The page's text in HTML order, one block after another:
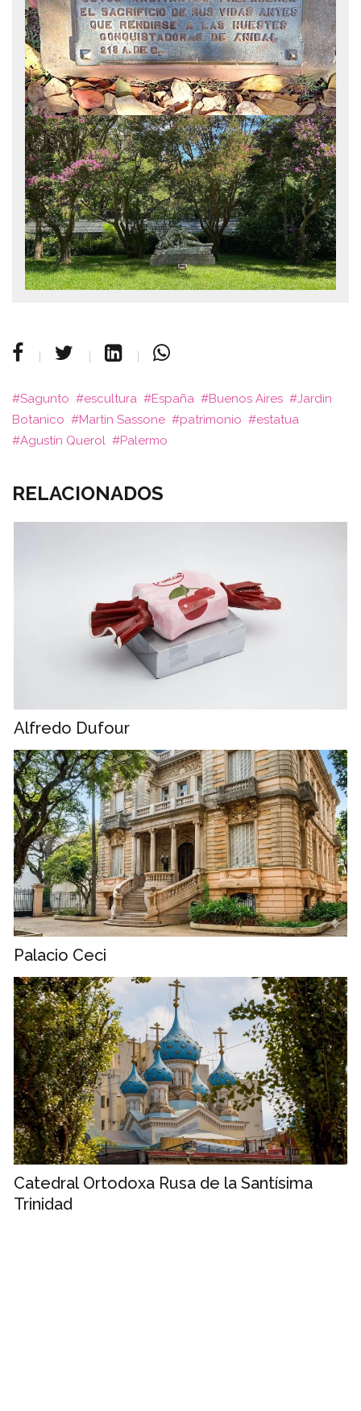
Sagunto escultura España Buenos Aires
Jardin
Botanico
Martin Sassone patrimonio
estatua
Agustín Querol
Palermo
RELACIONADOS
Alfredo Dufour
Palacio Ceci
Catedral Ortodoxa Rusa de la Santísima
Trinidad